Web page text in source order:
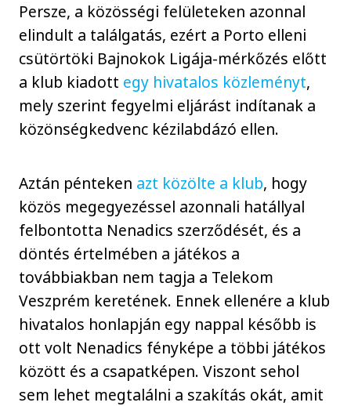
Persze, a közösségi felületeken azonnal
elindult a találgatás, ezért a Porto elleni
csütörtöki Bajnokok Ligája-mérkőzés előtt
a klub kiadott egy hivatalos közleményt,
mely szerint fegyelmi eljárást indítanak a
közönségkedvenc kézilabdázó ellen.
Aztán pénteken azt közölte a klub, hogy
közös megegyezéssel azonnali hatállyal
felbontotta Nenadics szerződését, és a
döntés értelmében a játékos a
továbbiakban nem tagja a Telekom
Veszprém keretének. Ennek ellenére a klub
hivatalos honlapján egy nappal később is
ott volt Nenadics fényképe a többi játékos
között és a csapatképen. Viszont sehol
sem lehet megtalálni a szakítás okát, amit